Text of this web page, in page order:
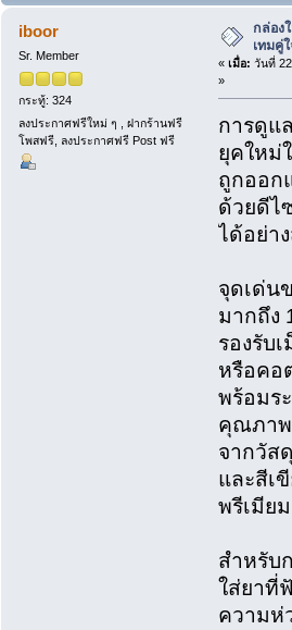
(อ่าน 22 ครั้ง)
iboor
Sr. Member
กระทู้: 324
ลงประกาศฟรีใหม่ ๆ , ฝากร้านฟรี
โพสฟรี, ลงประกาศฟรี Post ฟรี
กล่อง
เทมคู่
« เมื่อ: วันที่
»
การดูแ
ยุคใหม่
ถูกออก
ด้วยดีไ
ได้อย่า
จุดเด่น
มากถึง
รองรับ
หรือคอ
พร้อมร
คุณภาพ
จากวัส
และสีเ
พรีเมียม
สำหรับ
ใส่ยาที่
ความห่